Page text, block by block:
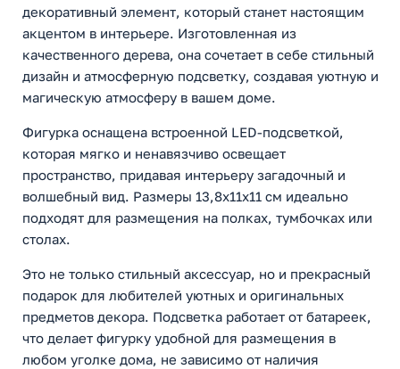
декоративный элемент, который станет настоящим
акцентом в интерьере. Изготовленная из
качественного дерева, она сочетает в себе стильный
дизайн и атмосферную подсветку, создавая уютную и
магическую атмосферу в вашем доме.
Фигурка оснащена встроенной LED-подсветкой,
которая мягко и ненавязчиво освещает
пространство, придавая интерьеру загадочный и
волшебный вид. Размеры 13,8x11x11 см идеально
подходят для размещения на полках, тумбочках или
столах.
Это не только стильный аксессуар, но и прекрасный
подарок для любителей уютных и оригинальных
предметов декора. Подсветка работает от батареек,
что делает фигурку удобной для размещения в
любом уголке дома, не зависимо от наличия